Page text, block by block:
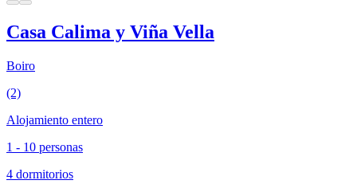
Casa Calima y Viña Vella
Boiro
(2)
Alojamiento entero
1 - 10 personas
4 dormitorios